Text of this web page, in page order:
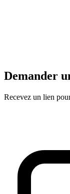
Demander
Recevez un lien